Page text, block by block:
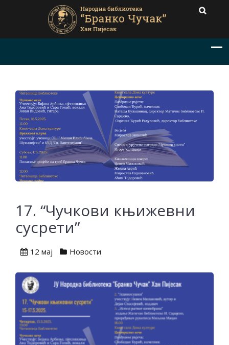
17. “Чучкови књижевни
сусрети”
12 мај Новости